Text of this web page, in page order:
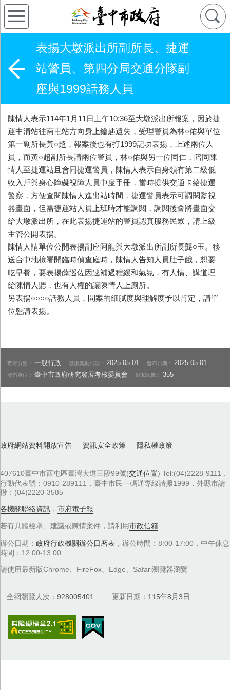
表揚大墩派出所副所長、捷運
站警員、第四分局交通分隊副
座與1999話務人員
陳情人表示114年1月11日上午10:36至大墩派出所報案，因於捷
運中清站往南屯站方向身上鑰匙遺失，受理警員為林○佑與單位
第一副所長黃○超，報案後也有打1999記功表揚，上述兩位人
員，而黃○超副所長請兩位警員，林○佑與另一位同仁，陪同陳
情人至捷運站且會同捷運警員，陳情人表示自身領有第二級低
收入戶與身心障礙視障人員中度手冊，當時提供交通卡給捷運
警察，方便查閱陳情人進出站時間，捷運警員表示可調閱監視
器畫面，但需捷運站人員上班時才能調閱，調閱後會將畫面交
給大墩派出所，在此表揚捷運站的警員認真服務民眾，請上級
主管公開表揚。
陳情人請單位公開表揚副座阿龍與大墩派出所副所長龔○玉。移
送台中地檢署開臨時偵查庭時，陳情人告知人員肚子餓，想要
吃早餐，要表揚薛巡佐因逮補過程緩和氣氛，有人情、講道理
給陳情人聽，也有人權的讓陳情人上廁所。
另表揚○○○○話務人員，問案的細膩度與理解度予以肯定，請單
位懇請表揚。
市府分類：一般行政 最後異動日期： 2025-05-01 發布日期： 2025-05-01
發布單位：臺中市政府研究發展考核委員會 點閱次數：355
政府網站資料開放宣告 資訊安全政策 隱私權政策
407610臺中市西屯區臺灣大道三段99號(交通位置) Tel:(04)2228-9111．
行動代表號：0910-289111，臺中市民一碼通專線請撥1999，外縣市請
撥：(04)2220-3585
各機關聯絡資訊 ， 市府電子報
若有具體檢舉、建議或陳情案件，請利用市政信箱
辦公日期： 政府行政機關辦公日曆表 ，辦公時間：8:00-17:00，中午休息
時間：12:00-13:00
請使用最新版Chrome、FireFox、Edge、Safari瀏覽器瀏覽
全網瀏覽人次 928005401 更新日期 115年8月3日